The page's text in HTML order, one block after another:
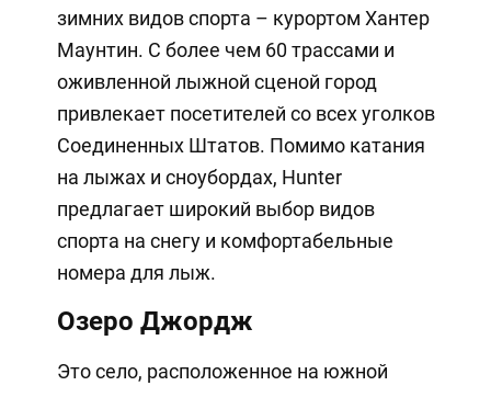
зимних видов спорта – курортом Хантер
Маунтин. С более чем 60 трассами и
оживленной лыжной сценой город
привлекает посетителей со всех уголков
Соединенных Штатов. Помимо катания
на лыжах и сноубордах, Hunter
предлагает широкий выбор видов
спорта на снегу и комфортабельные
номера для лыж.
Озеро Джордж
Это село, расположенное на южной